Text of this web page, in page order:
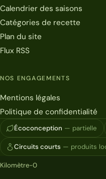
Calendrier des saisons
Catégories de recette
Plan du site
Flux RSS
NOS ENGAGEMENTS
Mentions légales
Politique de confidentialité
Écoconception — partielle
Circuits courts — produits
Kilomètre-0